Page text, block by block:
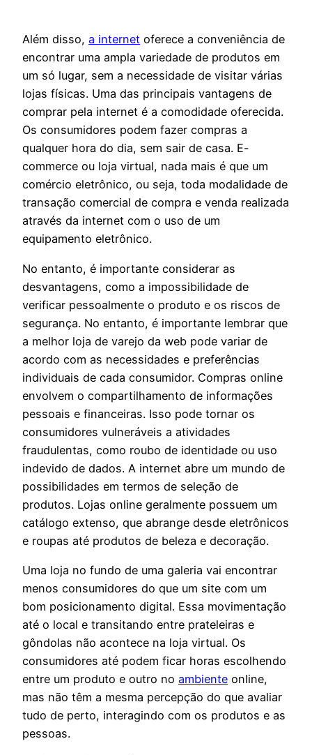
Além disso, a internet oferece a conveniência de
encontrar uma ampla variedade de produtos em
um só lugar, sem a necessidade de visitar várias
lojas físicas. Uma das principais vantagens de
comprar pela internet é a comodidade oferecida.
Os consumidores podem fazer compras a
qualquer hora do dia, sem sair de casa. E-
commerce ou loja virtual, nada mais é que um
comércio eletrônico, ou seja, toda modalidade de
transação comercial de compra e venda realizada
através da internet com o uso de um
equipamento eletrônico.
No entanto, é importante considerar as
desvantagens, como a impossibilidade de
verificar pessoalmente o produto e os riscos de
segurança. No entanto, é importante lembrar que
a melhor loja de varejo da web pode variar de
acordo com as necessidades e preferências
individuais de cada consumidor. Compras online
envolvem o compartilhamento de informações
pessoais e financeiras. Isso pode tornar os
consumidores vulneráveis a atividades
fraudulentas, como roubo de identidade ou uso
indevido de dados. A internet abre um mundo de
possibilidades em termos de seleção de
produtos. Lojas online geralmente possuem um
catálogo extenso, que abrange desde eletrônicos
e roupas até produtos de beleza e decoração.
Uma loja no fundo de uma galeria vai encontrar
menos consumidores do que um site com um
bom posicionamento digital. Essa movimentação
até o local e transitando entre prateleiras e
gôndolas não acontece na loja virtual. Os
consumidores até podem ficar horas escolhendo
entre um produto e outro no ambiente online,
mas não têm a mesma percepção do que avaliar
tudo de perto, interagindo com os produtos e as
pessoas.